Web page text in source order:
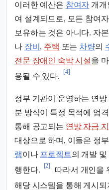
이러한 예산은 참여자 개개
여 설계되므로, 모든 참여
보유하는 것은 아니다. 자
나 장비 , 주택 또는 차량의
전문 장애인 숙박 시설을
용될 수 있다.
[4]
정부 기관이 운영하는 연
분 방식이 특정 목적에 엄
통해 공고되는 연방 자금
대상으로 하며, 이들은 정
램이나 프로젝트의 개발
행한다.
[2]
따라서 개인을
해당 시스템을 통해 게시되